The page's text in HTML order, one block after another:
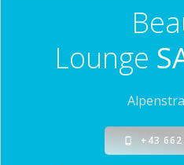
Lounge
+43